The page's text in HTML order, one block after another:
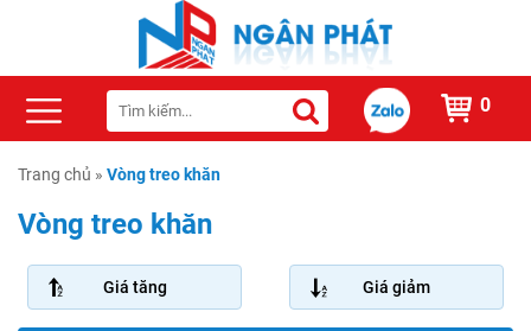
0
Trang chủ » Vòng treo khăn
Vòng treo khăn
Giá tăng Giá giảm